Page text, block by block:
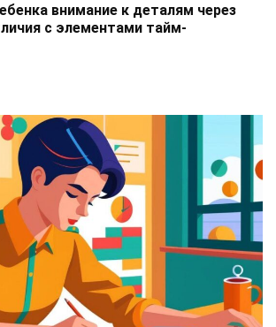
внимание к деталям через
с элементами тайм-